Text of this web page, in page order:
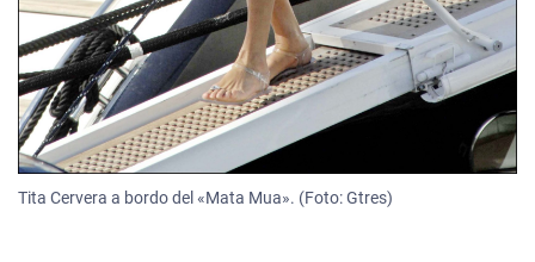
Tita Cervera a bordo del «Mata Mua». (Foto: Gtres)